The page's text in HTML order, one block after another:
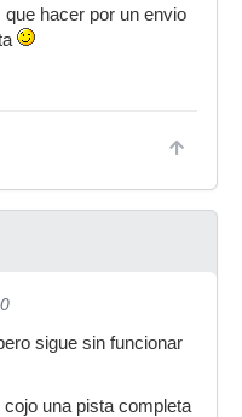
hacer por un envio
sigue sin funcionar
una pista completa